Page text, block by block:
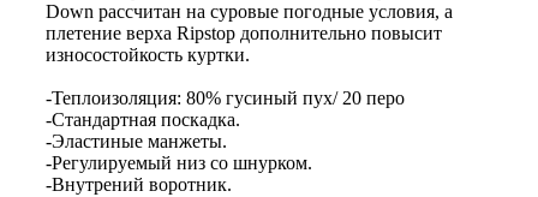
Down рассчитан на суровые погодные условия, а
плетение верха Ripstop дополнительно повысит
износостойкость куртки.
-Теплоизоляция: 80% гусиный пух/ 20 перо
-Стандартная поскадка.
-Эластиные манжеты.
-Регулируемый низ со шнурком.
-Внутрений воротник.